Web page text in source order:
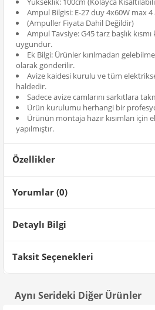
Ampul Bilgisi: E-27 duy 4x60W max
(Ampuller Fiyata Dahil Değildir)
Ampul Tavsiye: G45 tarz başlık
uygundur.
Ek Bilgi: Ürünler kırılmadan
olarak gönderilir.
Avize kaidesi kurulu ve tüm
haldedir.
Sadece avize camlarını sarkıtlara
Ürün kurulumu herhangi bir
Ürünün montaja hazır kısımları için
yapılmıştır.
Özellikler
Yorumlar (0)
Detaylı Bilgi
Ürün Detayları;
Taksit Seçenekleri
Aynı Serideki Diğer Ürünler